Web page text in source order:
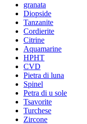
granata
Diopside
Tanzanite
Cordierite
Citrine
Aquamarine
HPHT
CVD
Pietra di luna
Spinel
Petra di u sole
Tsavorite
Turchese
Zircone